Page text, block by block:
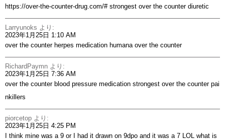
https://over-the-counter-drug.com/#strongest over the counter diuretic
Larryunoks より:
2023年1月25日 1:10 AM
over the counter herpes medication humana over the counter
RichardPaymn より:
2023年1月25日 7:36 AM
over the counter blood pressure medication strongest over the counter pai
nkillers
piorcetop より:
2023年1月25日 4:25 PM
I think mine was a 9 or I had it drawn on 9dpo and it was a 7 LOL what is